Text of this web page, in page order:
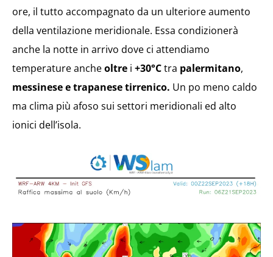
ore, il tutto accompagnato da un ulteriore aumento
della ventilazione meridionale. Essa condizionerà
anche la notte in arrivo dove ci attendiamo
temperature ancheoltre i +30°Ctra palermitano,
messinese e trapanese tirrenico. Un po meno caldo
ma clima più afoso sui settori meridionali ed alto
ionici dell’isola.